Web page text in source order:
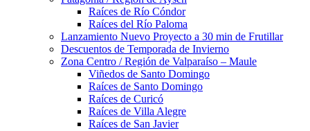
Raíces de Río Cóndor
Raíces del Río Paloma
Lanzamiento Nuevo Proyecto a 30 min de Frutillar
Descuentos de Temporada de Invierno
Zona Centro / Región de Valparaíso – Maule
Viñedos de Santo Domingo
Raíces de Santo Domingo
Raíces de Curicó
Raíces de Villa Alegre
Raíces de San Javier